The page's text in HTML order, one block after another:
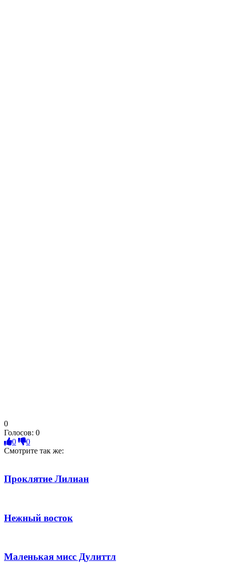
0
Голосов: 0
0
0
Смотрите так же:
Проклятие Лилиан
Нежный восток
Маленькая мисс Дулиттл